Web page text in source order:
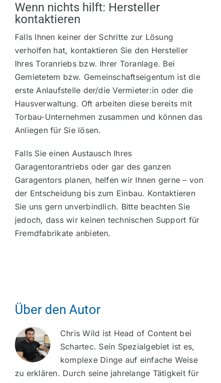
Wenn nichts hilft: Hersteller
kontaktieren
Falls Ihnen keiner der Schritte zur Lösung
verholfen hat, kontaktieren Sie den Hersteller
Ihres Toranriebs bzw. Ihrer Toranlage. Bei
Gemietetem bzw. Gemeinschaftseigentum ist die
erste Anlaufstelle der/die Vermieter:in oder die
Hausverwaltung. Oft arbeiten diese bereits mit
Torbau-Unternehmen zusammen und können das
Anliegen für Sie lösen.
Falls Sie einen Austausch Ihres
Garagentorantriebs oder gar des ganzen
Garagentors planen, helfen wir Ihnen gerne – von
der Entscheidung bis zum Einbau. Kontaktieren
Sie uns gern unverbindlich. Bitte beachten Sie
jedoch, dass wir keinen technischen Support für
Fremdfabrikate anbieten.
Über den Autor
Chris Wild ist Head of Content bei
Schartec. Sein Spezialgebiet ist es,
komplexe Dinge auf einfache Weise
zu erklären. Durch seine jahrelange Tätigkeit für